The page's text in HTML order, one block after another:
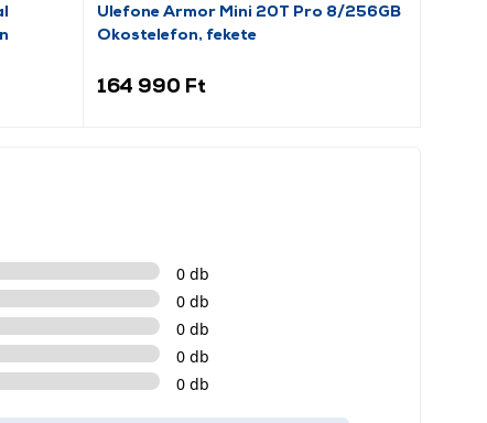
Ulefone Armor Mini 20T Pro 8/256GB
Okostelefon, fekete
164 990 Ft
0 db
0 db
0 db
0 db
0 db